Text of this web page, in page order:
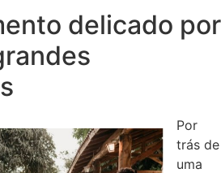
delicado por
Por
trás de
uma